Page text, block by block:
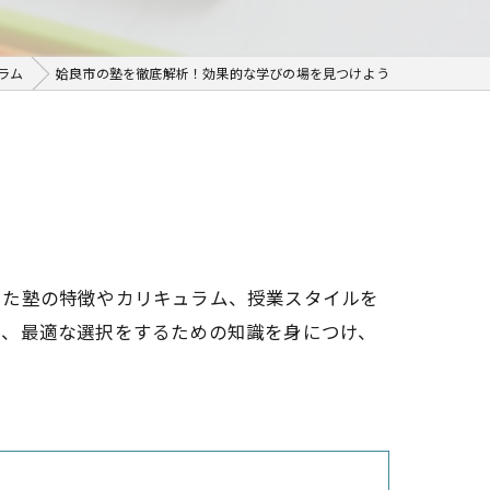
ム 姶良市の塾を徹底解析！効果的な学びの場を見つけよう
塾の特徴やカリキュラム、授業スタイルを
適な選択をするための知識を身につけ、